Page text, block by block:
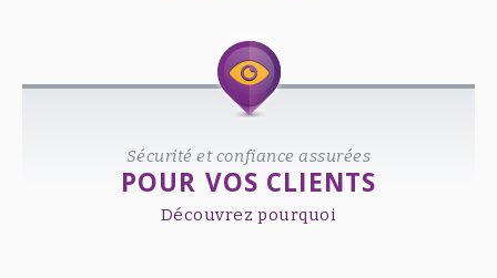
Sécurité et confiance assurées
POUR VOS CLIENTS
Découvrez pourquoi